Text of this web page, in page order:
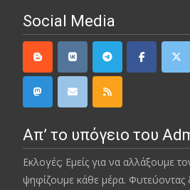
Social Media
Απ’ το υπόγειο του
Εκλογές; Εμείς για να αλλάξουμε
ψηφίζουμε κάθε μέρα. Φυτεύοντας